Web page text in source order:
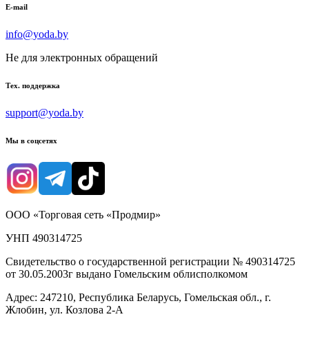
E-mail
info@yoda.by
Не для электронных обращений
Тех. поддержка
support@yoda.by
Мы в соцсетях
ООО «Торговая сеть «Продмир»
УНП 490314725
Свидетельство о государственной регистрации № 490314725
от 30.05.2003г выдано Гомельским облисполкомом
Адрес: 247210, Республика Беларусь, Гомельская обл., г.
Жлобин, ул. Козлова 2-А